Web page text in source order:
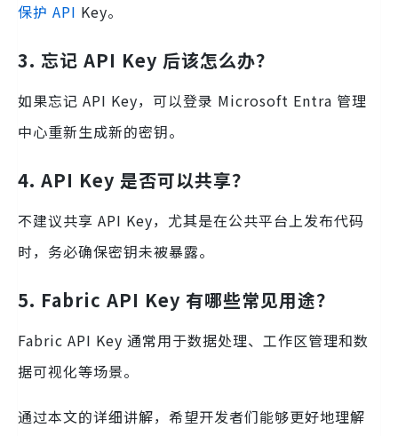
保护 API Key。
3. 忘记 API Key 后该怎么办？
如果忘记 API Key，可以登录 Microsoft Entra 管理
中心重新生成新的密钥。
4. API Key 是否可以共享？
不建议共享 API Key，尤其是在公共平台上发布代码
时，务必确保密钥未被暴露。
5. Fabric API Key 有哪些常见用途？
Fabric API Key 通常用于数据处理、工作区管理和数
据可视化等场景。
通过本文的详细讲解，希望开发者们能够更好地理解